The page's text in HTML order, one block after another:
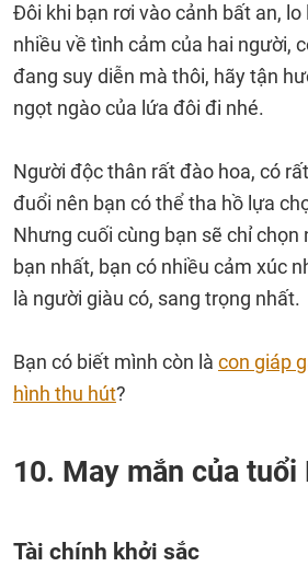
Đôi khi bạn rơi vào cảnh bất an,
nhiều về tình cảm của hai người,
đang suy diễn mà thôi, hãy tận
ngọt ngào của lứa đôi đi nhé.
Người độc thân rất đào hoa, có
đuổi nên bạn có thể tha hồ lựa
Nhưng cuối cùng bạn sẽ chỉ chọn
bạn nhất, bạn có nhiều cảm xúc
là người giàu có, sang trọng nhất.
Bạn có biết mình còn là con giáp
hình thu hút?
10. May mắn của tuổi
Tài chính khởi sắc